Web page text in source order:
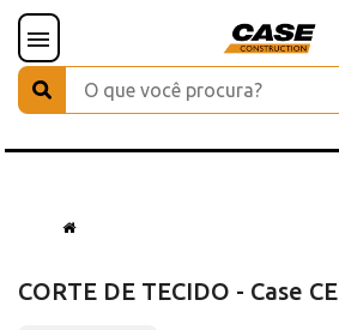
CORTE DE TECIDO - Case CE